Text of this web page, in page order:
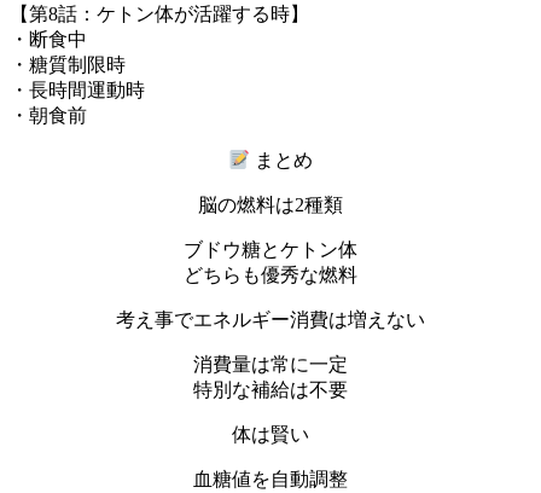
【第8話：ケトン体が活躍する時】
・断食中
・糖質制限時
・長時間運動時
・朝食前
まとめ
脳の燃料は2種類
ブドウ糖とケトン体
どちらも優秀な燃料
考え事でエネルギー消費は増えない
消費量は常に一定
特別な補給は不要
体は賢い
血糖値を自動調整